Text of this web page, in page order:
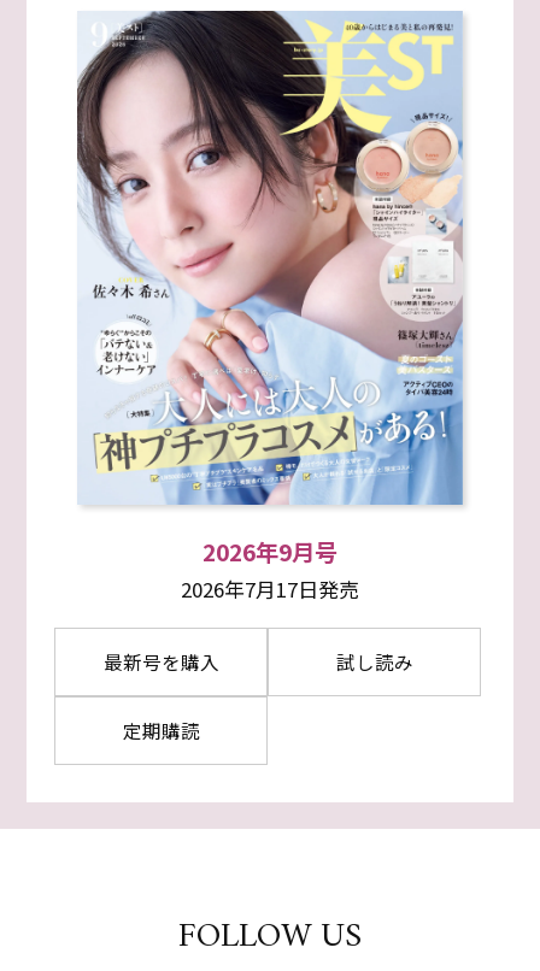
2026年9月号
2026年7月17日発売
最新号を購入 試し読み
定期購読
FOLLOW US